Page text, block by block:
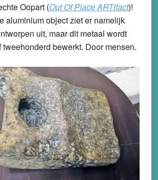
Oopart (Out Of Place ARTifact)!
aluminium object ziet er namelijk
uit, maar dit metaal wordt
bewerkt. Door mensen.